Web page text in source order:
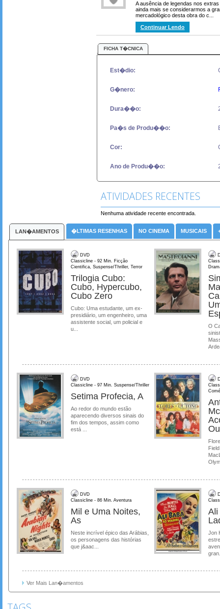
A ausência de legendas nos
ainda mais se considerarmos a
mercadológico desta obra do c...
Continuar Lendo
FICHA T�CNICA
Est�dio:
G�nero:
Dura��o:
Pa�s de Produ��o:
Cor:
Ano de Produ��o:
ATIVIDADES RECENTES
Nenhuma atividade recente encontrada.
LAN�AMENTOS �LTIMAS RESENHAS NO CINEMA MUSICAIS
DVD
Classicline - 92 Min. Ficção
Cientifica, Suspense/Thriller, Terror
Trilogia Cubo:
Cubo, Hypercubo,
Cubo Zero
Cubo: Uma estudante, um ex-
presidiário, um engenheiro, uma
assistente social, um policial e
u...
O
DVD
Classicline - 97 Min. Suspense/Thriller
Setima Profecia, A
Ao redor do mundo estão
aparecendo diversos sinais do
fim dos tempos, assim como
está ...
DVD
Classicline - 86 Min. Aventura
Mil e Uma Noites,
As
Neste incrível épico das Arábias,
os personagens das histórias
que j&aac...
Ali
Jon
Ver Mais Lan�amentos